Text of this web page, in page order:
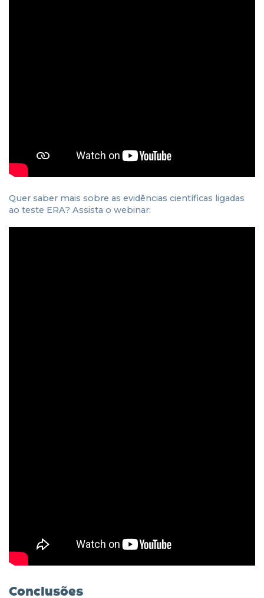
Quer saber mais sobre as evidências científicas ligadas
ao teste ERA? Assista o webinar:
Conclusões